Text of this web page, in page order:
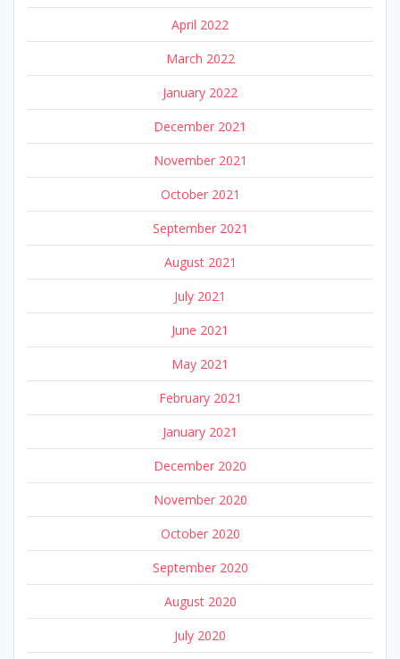
April 2022
March 2022
January 2022
December 2021
November 2021
October 2021
September 2021
August 2021
July 2021
June 2021
May 2021
February 2021
January 2021
December 2020
November 2020
October 2020
September 2020
August 2020
July 2020